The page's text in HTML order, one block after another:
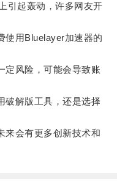
起轰动，许多网友开
用Bluelayer加速器的
风险，可能会导致账
解版工具，还是选择
会有更多创新技术和